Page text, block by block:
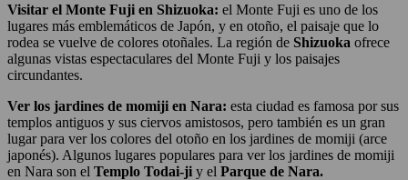
Visitar el Monte Fuji en Shizuoka: el Monte Fuji es uno de los
lugares más emblemáticos de Japón, y en otoño, el paisaje que lo
rodea se vuelve de colores otoñales. La región de Shizuoka ofrece
algunas vistas espectaculares del Monte Fuji y los paisajes
circundantes.
Ver los jardines de momiji en Nara: esta ciudad es famosa por sus
templos antiguos y sus ciervos amistosos, pero también es un gran
lugar para ver los colores del otoño en los jardines de momiji (arce
japonés). Algunos lugares populares para ver los jardines de momiji
en Nara son el Templo Todai-ji y el Parque de Nara.